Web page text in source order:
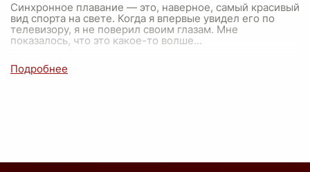
Синхронное плавание — это, наверное, самый красивый
вид спорта на свете. Когда я впервые увидел его по
телевизору, я не поверил своим глазам. Мне
показалось, что это какое-то волше...